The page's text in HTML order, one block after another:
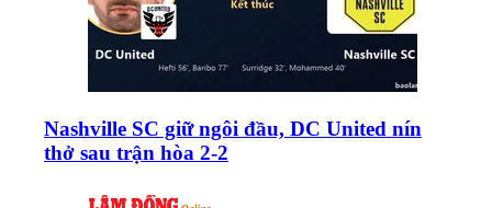
Nashville SC giữ ngôi đầu, DC United nín
thở sau trận hòa 2-2